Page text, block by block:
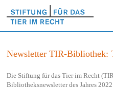
Newsletter TIR-Bibliothek:
Die Stiftung für das Tier im Recht
Bibliotheksnewsletter des Jahres